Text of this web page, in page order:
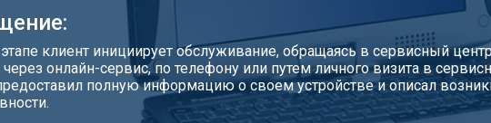
от 110 мин от 3800 ₽
от 50 мин от 1500 ₽
клиент инициирует обслуживание, обращаясь в сервисный
онлайн-сервис, по телефону или путем личного визита в
полную информацию о своем устройстве и описал